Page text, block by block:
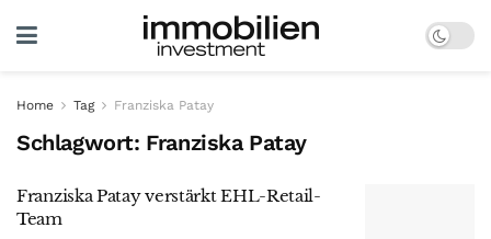
Home Tag Franziska Patay
Schlagwort: Franziska Patay
Franziska Patay verstärkt EHL-Retail-
Team